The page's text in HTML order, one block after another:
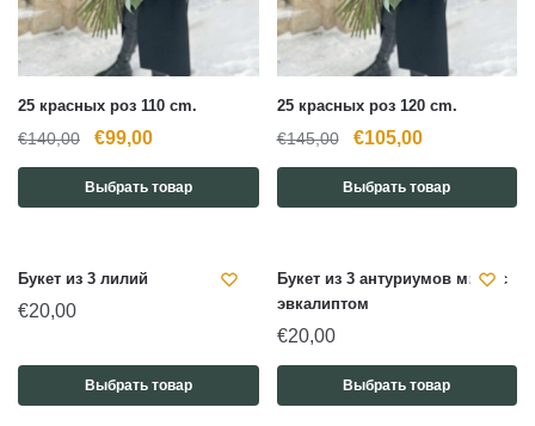
25 красных роз 110 cm.
€140,00
Первоначальная
цена
составляла
€99,00Текущая
цена:
€99,00.
Выбрать товар
25 красных роз 120 cm.
€145,00
Первоначальная
цена
составляла
€105,00Текущая
цена:
€105,00.
Выбрать товар
Букет из 3 лилий
€20,00
Выбрать товар
Букет из 3 антуриумов микс с
эвкалиптом
€20,00
Выбрать товар